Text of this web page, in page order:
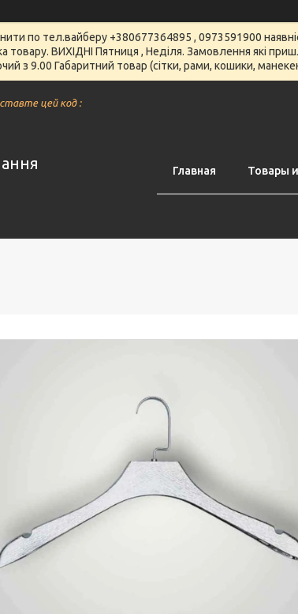
по тел.вайберу +380677364895 , 0973591900
товару. ВИХІДНІ Пятниця , Неділя. Замовлення які
з 9.00 Габаритний товар (сітки, рами, кошики,
цей код :
Главная Товары и